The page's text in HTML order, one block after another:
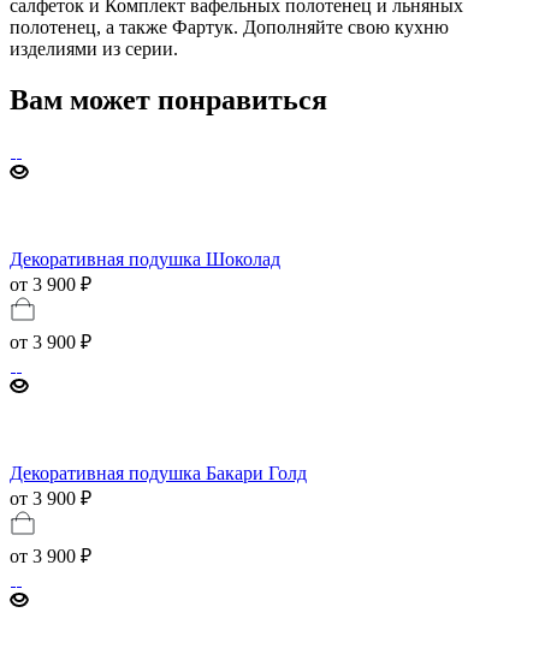
салфеток и Комплект вафельных полотенец и льняных
полотенец, а также Фартук. Дополняйте свою кухню
изделиями из серии.
Вам может понравиться
Декоративная подушка Шоколад
от 3 900 ₽
от 3 900 ₽
Декоративная подушка Бакари Голд
от 3 900 ₽
от 3 900 ₽